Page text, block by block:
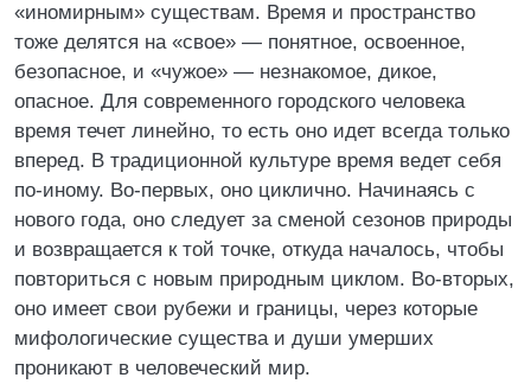
«иномирным» существам. Время и пространство
тоже делятся на «свое» — понятное, освоенное,
безопасное, и «чужое» — незнакомое, дикое,
опасное. Для современного городского человека
время течет линейно, то есть оно идет всегда только
вперед. В традиционной культуре время ведет себя
по-иному. Во-первых, оно циклично. Начинаясь с
нового года, оно следует за сменой сезонов природы
и возвращается к той точке, откуда началось, чтобы
повториться с новым природным циклом. Во-вторых,
оно имеет свои рубежи и границы, через которые
мифологические существа и души умерших
проникают в человеческий мир.